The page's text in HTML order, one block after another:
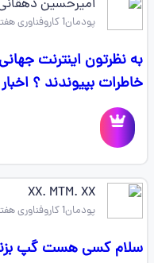
امیرحسین
پودمان1 کاروفناوری هفتم
به نظرتون اینترنت
خاطرات بپیوندند ؟
XX. MTM. XX
پودمان1 کاروفناوری هفتم
سلام کسی هست گپ